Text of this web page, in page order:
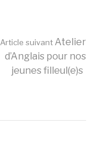
Article suivant Atelier
d’Anglais pour nos
jeunes filleul(e)s